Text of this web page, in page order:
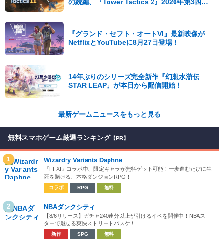
の続編、『Tower Tactics 2』2026年第3四半
『グランド・セフト・オートVI』最新映像が
NetflixとYouTubeに8月27日登場！
14年ぶりのシリーズ完全新作『幻想水滸伝
STAR LEAP』が本日から配信開始！
最新ゲームニュースをもっと見る
無料スマホゲーム厳選ランキング 【PR】
1 Wizardry Variants Daphne
『FFXI』コラボ中、限定キャラが無料ゲット可能！一歩進むたびに生
死を賭ける、本格ダンジョンRPG！
コラボ RPG 無料
2 NBAダンクシティ
【8/6リリース】ガチャ240連分以上が引けるイベを開催中！NBAス
ターで魅せる爽快ストリートバスケ！
新作 SPG 無料